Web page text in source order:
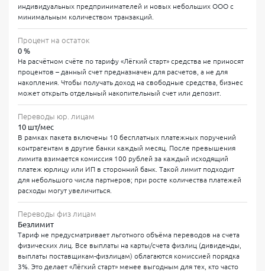
индивидуальных предпринимателей и новых небольших ООО с
минимальным количеством транзакций.
Процент на остаток
0 %
На расчётном счёте по тарифу «Лёгкий старт» средства не приносят
процентов – данный счет предназначен для расчетов, а не для
накопления. Чтобы получать доход на свободные средства, бизнес
может открыть отдельный накопительный счет или депозит.
Переводы юр. лицам
10 шт/мес
В рамках пакета включены 10 бесплатных платежных поручений
контрагентам в другие банки каждый месяц. После превышения
лимита взимается комиссия 100 рублей за каждый исходящий
платеж юрлицу или ИП в сторонний банк. Такой лимит подходит
для небольшого числа партнеров; при росте количества платежей
расходы могут увеличиться.
Переводы физ лицам
Безлимит
Тариф не предусматривает льготного объёма переводов на счета
физических лиц. Все выплаты на карты/счета физлиц (дивиденды,
выплаты поставщикам-физлицам) облагаются комиссией порядка
3%. Это делает «Лёгкий старт» менее выгодным для тех, кто часто